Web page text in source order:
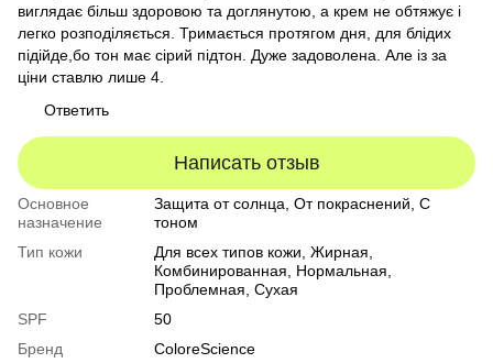
виглядає більш здоровою та доглянутою, а крем не обтяжує і
легко розподіляється. Тримається протягом дня, для блідих
підійде,бо тон має сірий підтон. Дуже задоволена. Але із за
ціни ставлю лише 4.
Ответить
Написать отзыв
Основное
назначение
Защита от солнца, От покраснений, С
тоном
Тип кожи
Для всех типов кожи, Жирная,
Комбинированная, Нормальная,
Проблемная, Сухая
SPF
50
Бренд
ColoreScience